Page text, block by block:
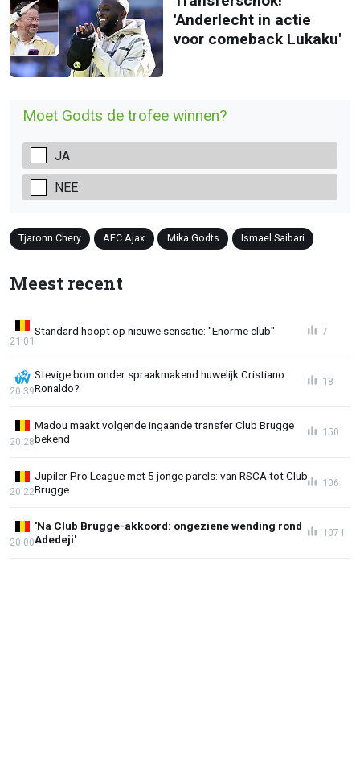
'Anderlecht in actie
voor comeback Lukaku'
Moet Godts de trofee winnen?
JA
NEE
Tjaronn Chery AFC Ajax Mika Godts Ismael Saibari
Meest recent
Standard hoopt op nieuwe sensatie: "Enorme club"
21:01
7
Stevige bom onder spraakmakend huwelijk Cristiano
Ronaldo?
20:39
18
Madou maakt volgende ingaande transfer Club Brugge
bekend
20:28
150
Jupiler Pro League met 5 jonge parels: van RSCA tot Club
Brugge
20:22
106
'Na Club Brugge-akkoord: ongeziene wending rond
Adedeji'
20:00
1071